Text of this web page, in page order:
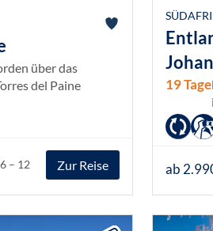
über das
del Paine
– 12 Zur Reise
19 Tage
ab